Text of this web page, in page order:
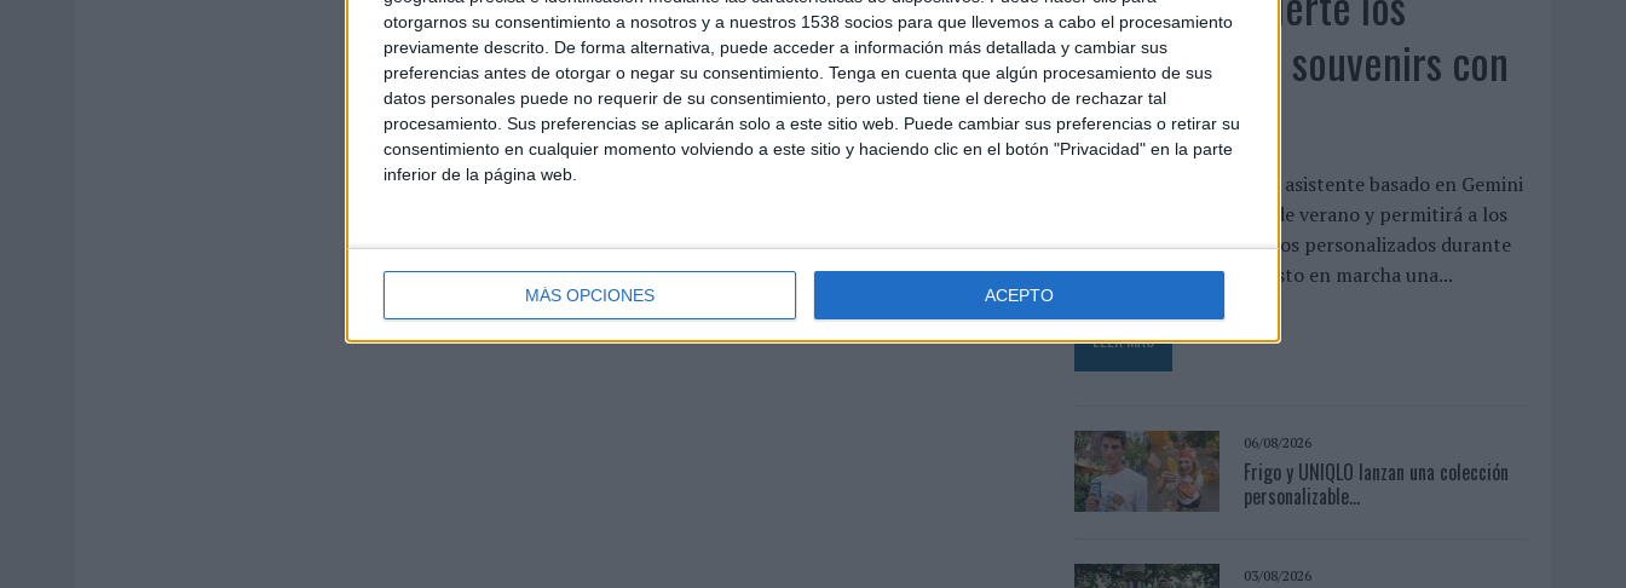
otorgarnos su consentimiento a nosotros y a nuestros 1538 socios para que llevemos a cabo el procesamiento
previamente descrito. De forma alternativa, puede acceder a información más detallada y cambiar sus
preferencias antes de otorgar o negar su consentimiento. Tenga en cuenta que algún procesamiento de sus
datos personales puede no requerir de su consentimiento, pero usted tiene el derecho de rechazar tal
procesamiento. Sus preferencias se aplicarán solo a este sitio web. Puede cambiar sus preferencias o retirar su
consentimiento en cualquier momento volviendo a este sitio y haciendo clic en el botón "Privacidad" en la parte
inferior de la página web.
MÁS OPCIONES ACEPTO
recuerdos en souvenirs con
IA
La aerolínea integra un asistente basado en Gemini
dentro de su campaña de verano y permitirá a los
pasajeros crear recuerdos personalizados durante
el vuelo Vueling ha puesto en marcha una...
LEER MÁS
06/08/2026
Frigo y UNIQLO lanzan una colección
personalizable...
03/08/2026